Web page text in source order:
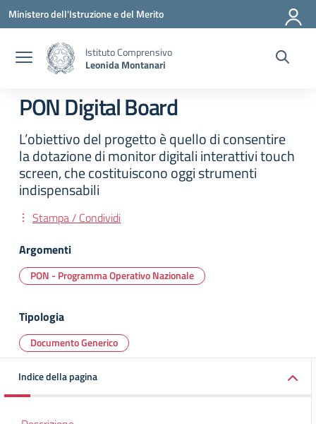
Vai ai contenuti
Vai al menu di navigazione
Vai al footer
Ministero dell'Istruzione e del Merito
Istituto Comprensivo
Leonida Montanari
PON Digital Board
L’obiettivo del progetto è quello di consentire
la dotazione di monitor digitali interattivi touch
screen, che costituiscono oggi strumenti
indispensabili
Stampa / Condividi
Argomenti
PON - Programma Operativo Nazionale
Tipologia
Documento Generico
Indice della pagina